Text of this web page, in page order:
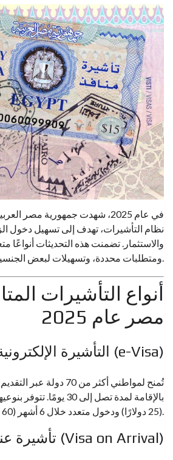
في عام 2025، شهدت جمهورية مصر
نظام التأشيرات، تهدف إلى تسهيل دخول
والاستثمار. تضمنت هذه التحديثات أنواعًا
أنواع التأشيرات
مصر عام 2025
1. التأشيرة الإلكترونية (e-Visa)
تُمنح لمواطني أكثر من 70
بالإقامة لمدة تصل إلى 30
2. تأشيرة عند الوصول (Visa on Arrival)